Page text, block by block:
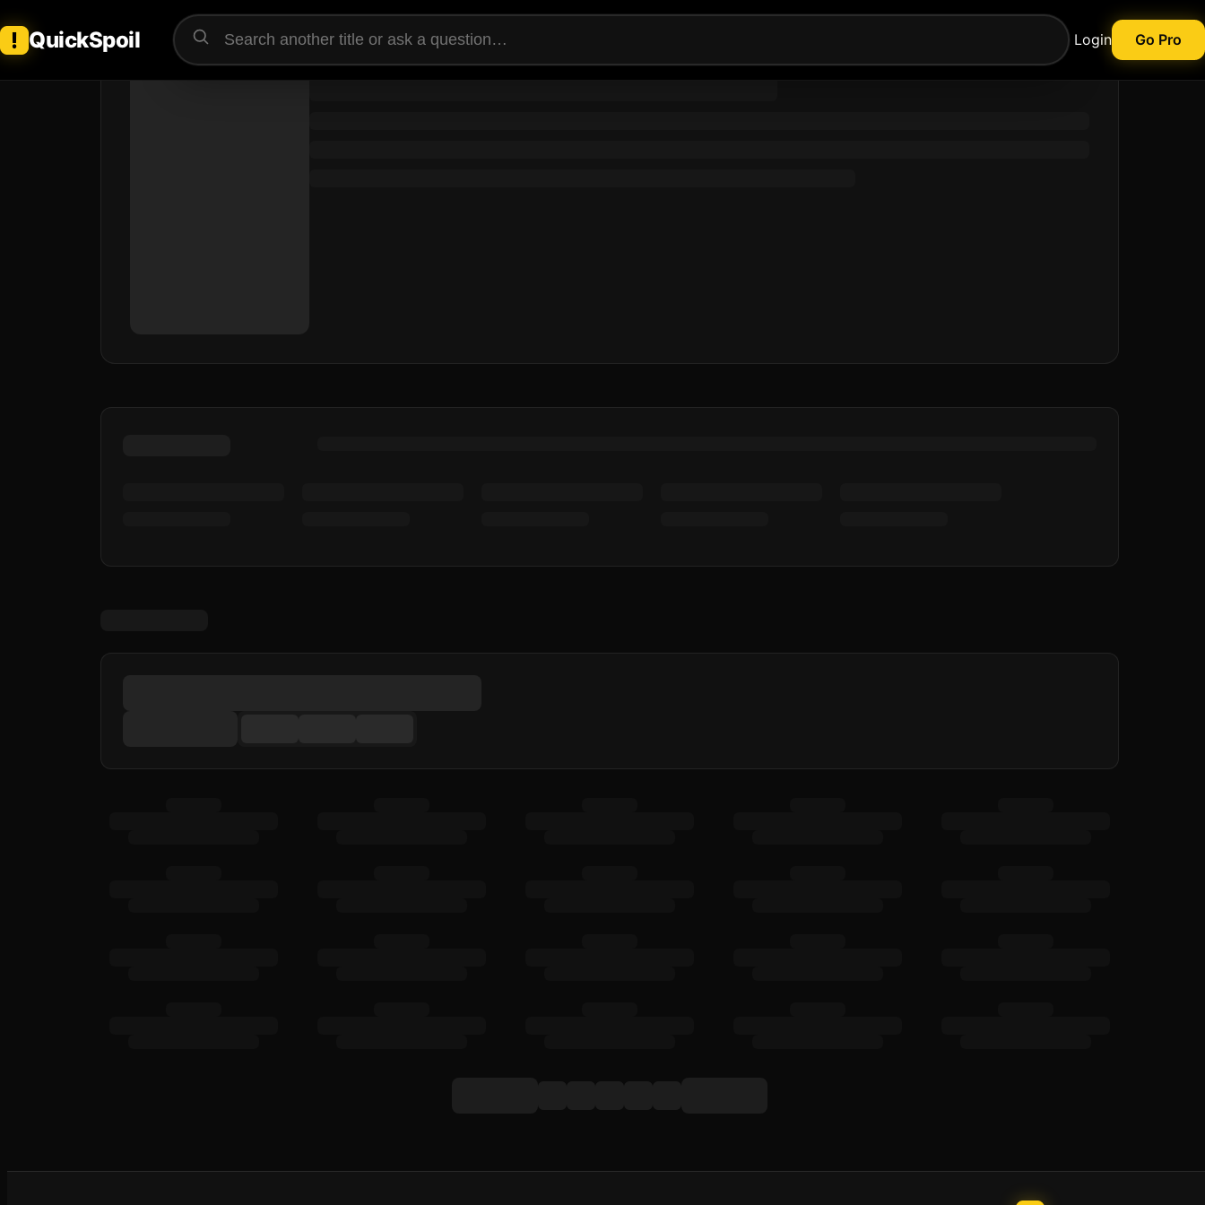
QuickSpoil Login Go Pro